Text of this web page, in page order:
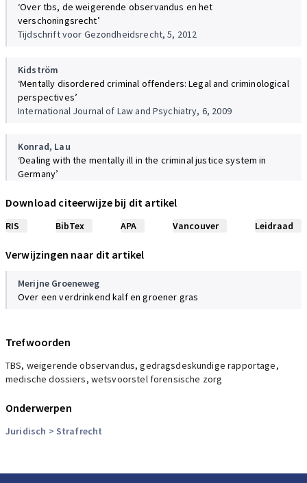
‘Over tbs, de weigerende observandus en het
verschoningsrecht’
Tijdschrift voor Gezondheidsrecht, 5, 2012
Kidström
‘Mentally disordered criminal offenders: Legal and criminological
perspectives’
International Journal of Law and Psychiatry, 6, 2009
Konrad, Lau
‘Dealing with the mentally ill in the criminal justice system in
Germany’
Svennerlind
system’
International Journal of Law and Psychiatry, 6, 2010
Kogel,Nagtegaal
Download citeerwijze bij dit artikel
RIS BibTex APA Vancouver Leidraad
Verwijzingen naar dit artikel
Merijne Groeneweg
Over een verdrinkend kalf en groener gras
Trefwoorden
TBS, weigerende observandus, gedragsdeskundige rapportage,
medische dossiers, wetsvoorstel forensische zorg
Onderwerpen
Juridisch > Strafrecht